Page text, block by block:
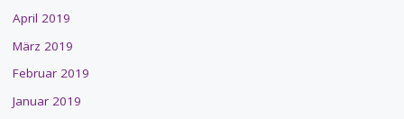
April 2019
März 2019
Februar 2019
Januar 2019